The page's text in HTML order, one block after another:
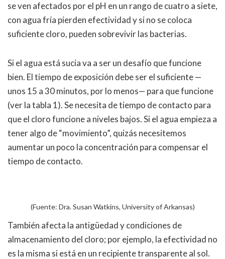
se ven afectados por el pH en un rango de cuatro a siete,
con agua fría pierden efectividad y si no se coloca
suficiente cloro, pueden sobrevivir las bacterias.
Si el agua está sucia va a ser un desafío que funcione
bien. El tiempo de exposición debe ser el suficiente —
unos 15 a 30 minutos, por lo menos— para que funcione
(ver la tabla 1). Se necesita de tiempo de contacto para
que el cloro funcione a niveles bajos. Si el agua empieza a
tener algo de “movimiento”, quizás necesitemos
aumentar un poco la concentración para compensar el
tiempo de contacto.
(Fuente: Dra. Susan Watkins, University of Arkansas)
También afecta la antigüedad y condiciones de
almacenamiento del cloro; por ejemplo, la efectividad no
es la misma si está en un recipiente transparente al sol.